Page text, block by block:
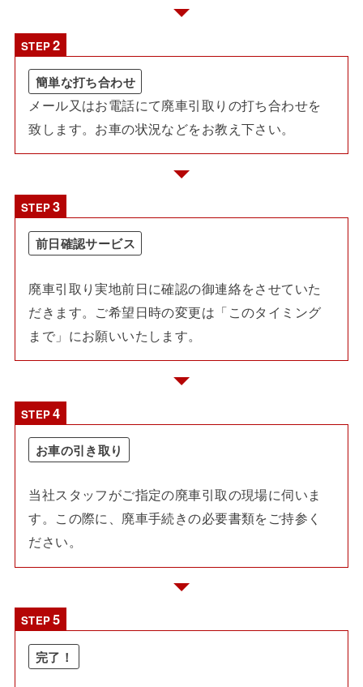
STEP
簡単な打ち合わせ
メール又はお電話にて廃車引取りの打ち合わせを
致します。お車の状況などをお教え下さい。
STEP
前日確認サービス
廃車引取り実地前日に確認の御連絡をさせていた
だきます。ご希望日時の変更は「このタイミング
まで」にお願いいたします。
STEP
お車の引き取り
当社スタッフがご指定の廃車引取の現場に伺いま
す。この際に、廃車手続きの必要書類をご持参く
ださい。
STEP
完了！